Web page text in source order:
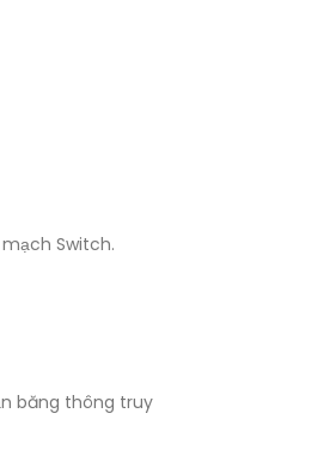
Switch.
băng thông truy